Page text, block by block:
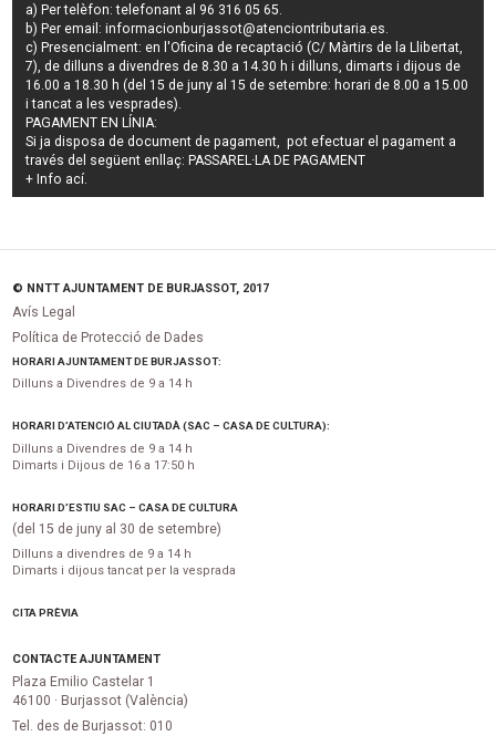
a) Per telèfon: telefonant al 96 316 05 65.
b) Per email:informacionburjassot@atenciontributaria.es
c) Presencialment: en l'Oficina de recaptació (C/ Màrtirs de la Llibertat,
7), de dilluns a divendres de 8.30 a 14.30 h i dilluns, dimarts i dijous de
16.00 a 18.30 h (del 15 de juny al 15 de setembre: horari de 8.00 a 15.00
i tancat a les vesprades).
PAGAMENT EN LÍNIA:
Si ja disposa de document de pagament, pot efectuar el pagament a
través del següent enllaç:PASSAREL·LA DE PAGAMENT
+ Info ací
© NNTT AJUNTAMENT DE BURJASSOT, 2017
Avís Legal
Política de Protecció de Dades
HORARI AJUNTAMENT DE BURJASSOT:
Dilluns a Divendres de 9 a 14 h
HORARI D’ATENCIÓ AL CIUTADÀ (SAC – CASA DE CULTURA):
Dilluns a Divendres de 9 a 14 h
Dimarts i Dijous de 16 a 17:50 h
HORARI D’ESTIU SAC – CASA DE CULTURA
(del 15 de juny al 30 de setembre)
Dilluns a divendres de 9 a 14 h
Dimarts i dijous tancat per la vesprada
CITA PRÈVIA
CONTACTE AJUNTAMENT
Plaza Emilio Castelar 1
46100 · Burjassot (València)
Tel. des de Burjassot: 010